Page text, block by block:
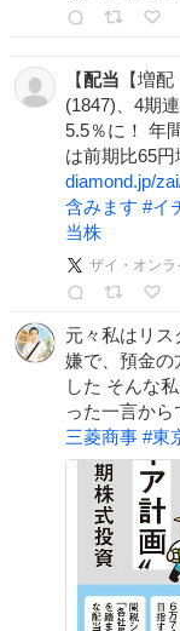
【配当 【増
(1847)、4期
5.5％に！ 年
は前期比65
diamond.jp/
含みます #イ
当株
ザイ・オンラ
元々私はリ
嫌で、預金の
した そんな
った一言から
三菱商事 #東